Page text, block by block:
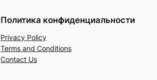
Политика конфиденциальности
Privacy Policy
Terms and Conditions
Contact Us